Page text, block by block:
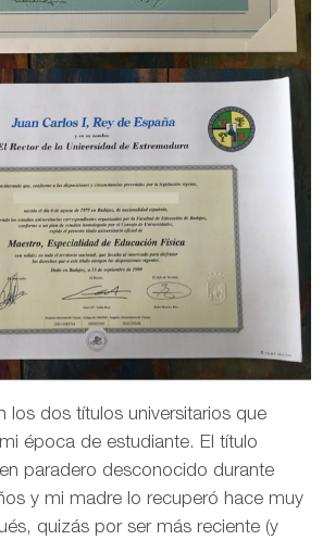
los dos títulos universitarios que
época de estudiante. El título
paradero desconocido durante
y mi madre lo recuperó hace muy
quizás por ser más reciente (y